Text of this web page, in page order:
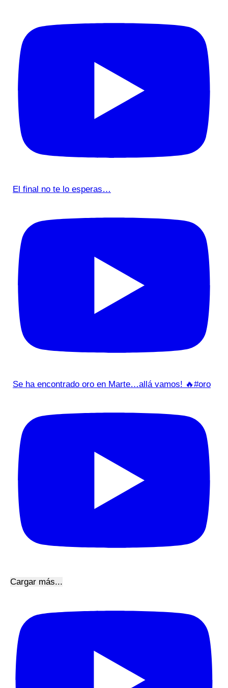
El final no te lo esperas…
Se ha encontrado oro en Marte…allá vamos! 🔥#oro
Cargar más...